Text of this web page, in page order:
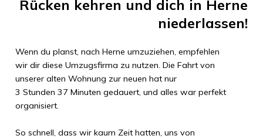
Rücken kehren und dich in Herne
niederlassen!
Wenn du planst, nach Herne umzuziehen, empfehlen
wir dir diese Umzugsfirma zu nutzen. Die Fahrt von
unserer alten Wohnung zur neuen hat nur
3 Stunden 37 Minuten gedauert, und alles war perfekt
organisiert.
So schnell, dass wir kaum Zeit hatten, uns von